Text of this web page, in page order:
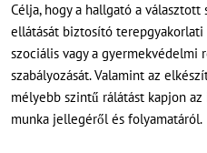
Célja, hogy a hallgató a
ellátását biztosító
szociális vagy a gyermekvédelmi
szabályozását. Valamint az
mélyebb szintű rálátást kapjon
munka jellegéről és folyamatáról.